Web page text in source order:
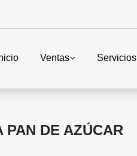
Ventas Servicios
PAN DE AZÚCAR